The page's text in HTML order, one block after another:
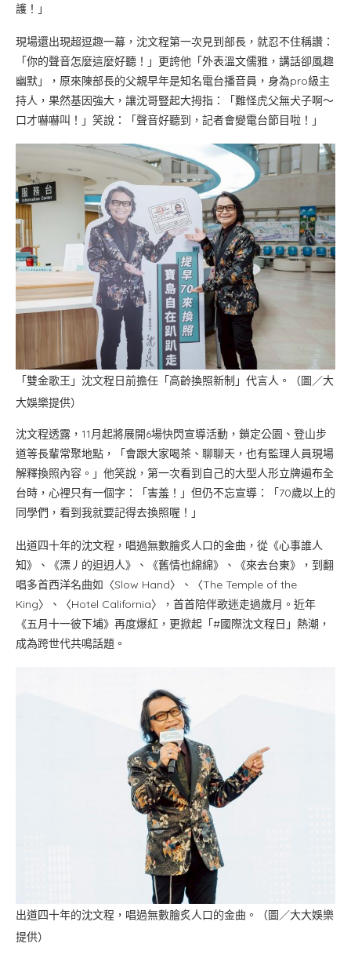
護！」
現場還出現超逗趣一幕，沈文程第一次見到部長，就忍不住稱讚：
「你的聲音怎麼這麼好聽！」更誇他「外表溫文儒雅，講話卻風趣
幽默」，原來陳部長的父親早年是知名電台播音員，身為pro級主
持人，果然基因強大，讓沈哥豎起大拇指：「難怪虎父無犬子啊～
口才嚇嚇叫！」笑說：「聲音好聽到，記者會變電台節目啦！」
「雙金歌王」沈文程日前擔任「高齡換照新制」代言人。（圖／大
大娛樂提供）
沈文程透露，11月起將展開6場快閃宣導活動，鎖定公園、登山步
道等長輩常聚地點，「會跟大家喝茶、聊聊天，也有監理人員現場
解釋換照內容。」他笑說，第一次看到自己的大型人形立牌遍布全
台時，心裡只有一個字：「害羞！」但仍不忘宣導：「70歲以上的
同學們，看到我就要記得去換照喔！」
出道四十年的沈文程，唱過無數膾炙人口的金曲，從《心事誰人
知》、《漂丿的𨑨迌人》、《舊情也綿綿》、《來去台東》，到翻
唱多首西洋名曲如〈Slow Hand〉、〈The Temple of the
King〉、〈Hotel California〉，首首陪伴歌迷走過歲月。近年
《五月十一彼下埔》再度爆紅，更掀起「#國際沈文程日」熱潮，
成為跨世代共鳴話題。
出道四十年的沈文程，唱過無數膾炙人口的金曲。（圖／大大娛樂
提供）